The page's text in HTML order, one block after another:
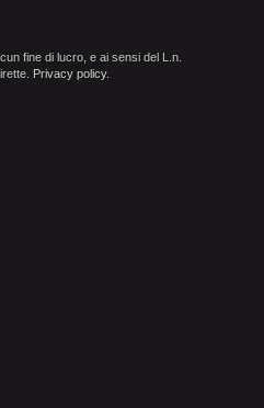
fine di lucro, e ai sensi del L.n.
Privacy policy.